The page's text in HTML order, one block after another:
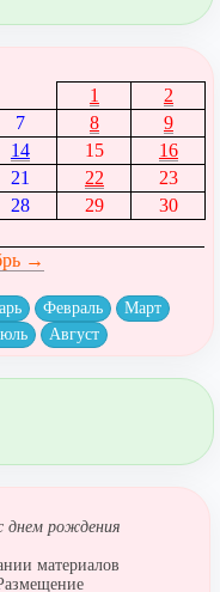
1
2
7 8
9
14 15
16
21 22
23
28 29
30
→
Февраль
Март
Август
днем рождения
материалов